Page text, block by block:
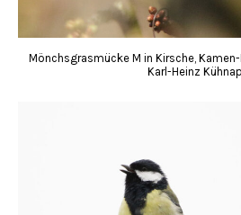
Mönchsgrasmücke M in Kirsche,
Karl-Heinz